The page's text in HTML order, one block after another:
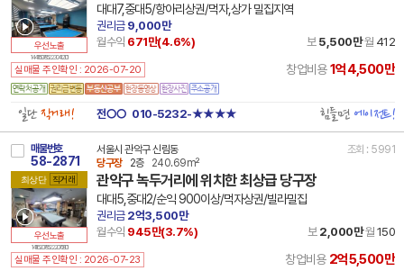
우선노출
14 41150 7852 230412 101
대대7,중대5/항아리상권/먹자,상가 밀집지역
권리금9,000만
월수익 671만(4.6%) 보 5,500만 월 412
실매물 주인확인 : 2026-07-20 창업비용1억4,500만
일단직거래! 전○○ 010-5232-★★★★ 힘들면에이전트!
매물번호
58-2871
최상단 직거래
우선노출
14 11620 7852 220708 101
서울시 관악구 신림동
조회 : 5991
당구장
2층 240.69m²
관악구 녹두거리에 위치한 최상급 당구장
대대5,중대2/순익 900이상/먹자상권/빌라밀집
권리금2억3,500만
월수익 945만(3.7%) 보 2,000만 월 150
실매물 주인확인 : 2026-07-23 창업비용 2억5,500만